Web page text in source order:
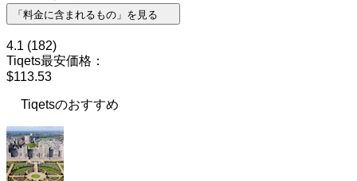
「料金に含まれるもの」を見る
4.1 (182)
Tiqets最安価格：
$113.53
Tiqetsのおすすめ